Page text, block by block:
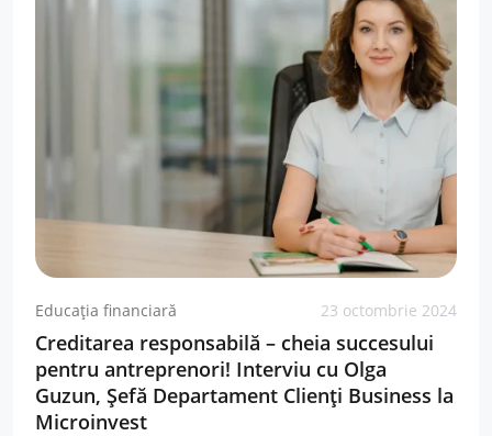
Educația financiară 23 octombrie 2024
Creditarea responsabilă – cheia succesului
pentru antreprenori! Interviu cu Olga
Guzun, Șefă Departament Clienți Business la
Microinvest